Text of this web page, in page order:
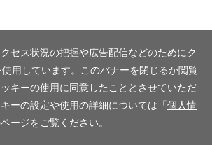
セス状況の把握や広告配信などのためにク
用しています。このバナーを閉じるか閲覧
キーの使用に同意したこととさせていただ
ーの設定や使用の詳細については「個人情
ページをご覧ください。